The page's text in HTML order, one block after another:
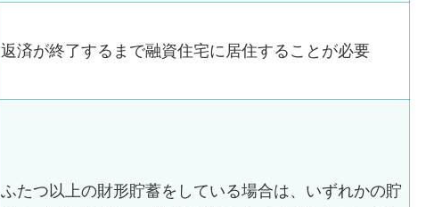
返済が終了するまで融資住宅に居住することが必要
ふたつ以上の財形貯蓄をしている場合は、いずれかの貯